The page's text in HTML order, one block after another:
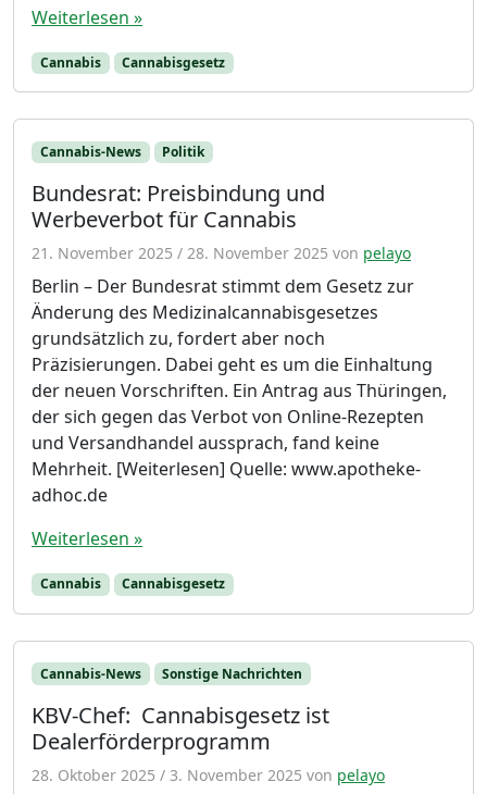
Weiterlesen »
Cannabis Cannabisgesetz
Cannabis-News Politik
Bundesrat: Preisbindung und
Werbeverbot für Cannabis
21. November 2025 / 28. November 2025 von pelayo
Berlin – Der Bundesrat stimmt dem Gesetz zur
Änderung des Medizinalcannabisgesetzes
grundsätzlich zu, fordert aber noch
Präzisierungen. Dabei geht es um die Einhaltung
der neuen Vorschriften. Ein Antrag aus Thüringen,
der sich gegen das Verbot von Online-Rezepten
und Versandhandel aussprach, fand keine
Mehrheit. [Weiterlesen] Quelle: www.apotheke-
adhoc.de
Weiterlesen »
Cannabis Cannabisgesetz
Cannabis-News Sonstige Nachrichten
KBV-Chef: Cannabisgesetz ist
Dealerförderprogramm
28. Oktober 2025 / 3. November 2025 von pelayo